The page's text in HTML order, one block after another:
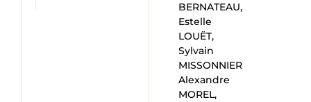
BERNATEAU,
Estelle
LOUËT,
Sylvain
MISSONNIER
Alexandre
MOREL,